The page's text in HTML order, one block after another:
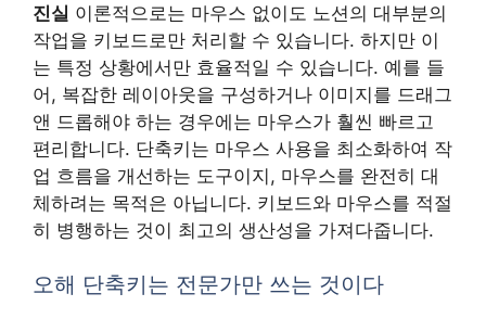
진실 이론적으로는 마우스 없이도 노션의 대부분의
작업을 키보드로만 처리할 수 있습니다. 하지만 이
는 특정 상황에서만 효율적일 수 있습니다. 예를 들
어, 복잡한 레이아웃을 구성하거나 이미지를 드래그
앤 드롭해야 하는 경우에는 마우스가 훨씬 빠르고
편리합니다. 단축키는 마우스 사용을 최소화하여 작
업 흐름을 개선하는 도구이지, 마우스를 완전히 대
체하려는 목적은 아닙니다. 키보드와 마우스를 적절
히 병행하는 것이 최고의 생산성을 가져다줍니다.
오해 단축키는 전문가만 쓰는 것이다